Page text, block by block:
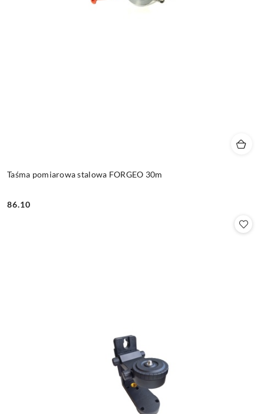
Taśma pomiarowa stalowa FORGEO 30m
Cena:
86.10